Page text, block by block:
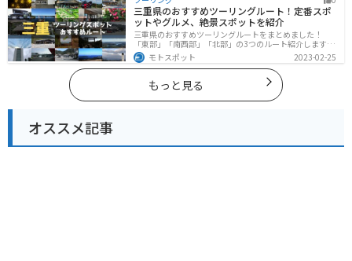
できます。バイクで佐賀県にツーリングに行く際は参考
にしてください。
三重県のおすすめツーリングルート！定番スポ
ットやグルメ、絶景スポットを紹介
三重県のおすすめツーリングルートをまとめました！
「東部」「南西部」「北部」の3つのルート紹介します。
標高の高いスカイラインからリアス式海岸まであるの
で、飽きることなくツーリングを堪能できます。バイク
で三重県にツーリングに行く際は参考にしてください。
モトスポット 2023-02-25
もっと見る
オススメ記事